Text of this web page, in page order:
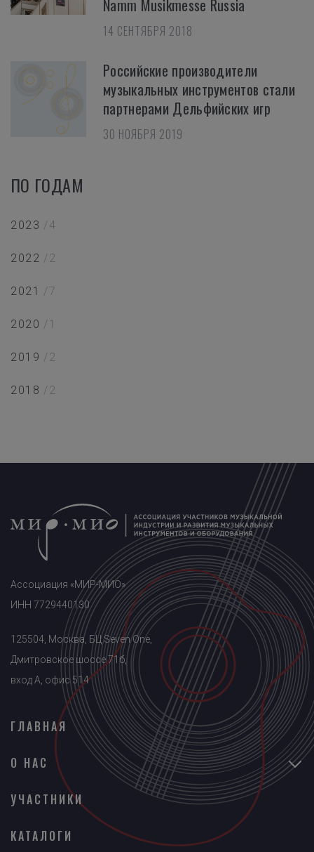
Namm Musikmesse Russia
14 СЕНТЯБРЯ 2018
Российские производители
музыкальных инструментов стали
партнерами Дельфийских игр
30 НОЯБРЯ 2019
ПО ГОДАМ
2023 /4
2022 /2
2021 /7
2020 /1
2019 /2
2018 /2
Ассоциация «МИР-МИО»
ИНН 7729440130
125504, Москва, БЦ Seven One,
Дмитровское шоссе 71б,
вход A, офис 514
ГЛАВНАЯ
О НАС
УЧАСТНИКИ
КАТАЛОГИ